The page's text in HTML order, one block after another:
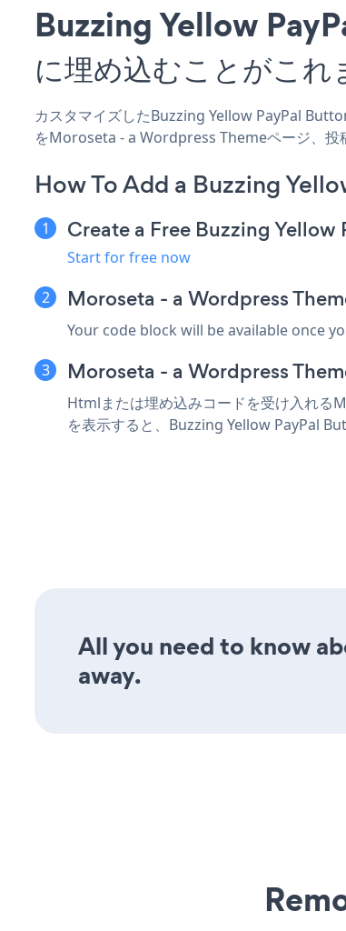
Buzzing Yellow
に埋め込むことがこ
カスタマイズしたBuzzing Yellow PayPal
をMoroseta - a Wordpress Themeページ、投
How To Add a Buzzing
Create a Free Buzzing
Start for free now
Moroseta - a Wordpress
Your code block will be available once
Moroseta - a Wordpress
Htmlまたは埋め込みコードを受け入れる
を表示すると、Buzzing Yellow PayPal
All you need to know
away.